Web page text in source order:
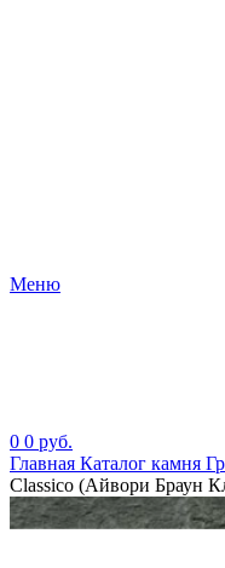
Меню
0 0 руб.
Главная Каталог камня
Classico (Айвори Браун